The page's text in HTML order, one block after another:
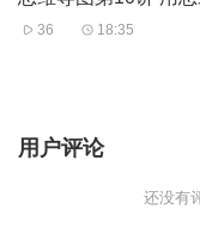
36 18:35
用户评论
还没有